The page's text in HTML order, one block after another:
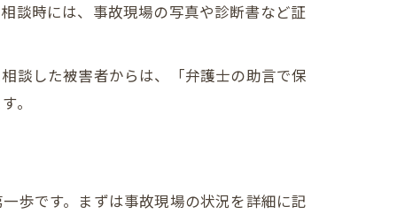
処
談時には、事故現場の写真や診断書など証
談した被害者からは、「弁護士の助言で保
。
歩です。まずは事故現場の状況を詳細に記